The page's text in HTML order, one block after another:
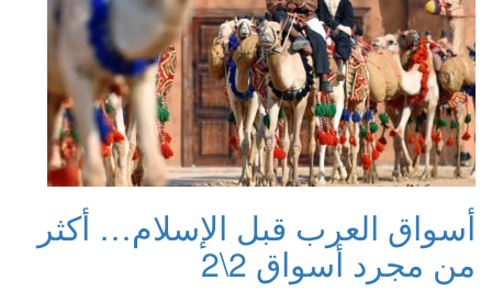
أسواق العرب قبل الإسلام… أكثر
من مجرد أسواق 2\2